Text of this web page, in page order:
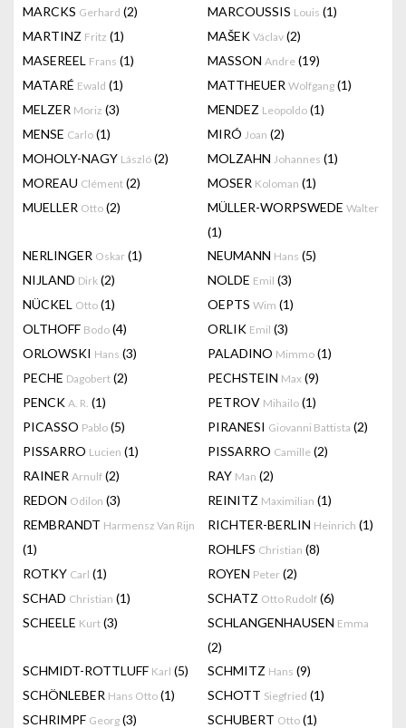
MARCKS Gerhard (2) MARCOUSSIS Louis (1)
MARTINZ Fritz (1) MAŠEK Václav (2)
MASEREEL Frans (1) MASSON Andre (19)
MATARÉ Ewald (1) MATTHEUER Wolfgang (1)
MELZER Moriz (3) MENDEZ Leopoldo (1)
MENSE Carlo (1) MIRÓ Joan (2)
MOHOLY-NAGY László (2) MOLZAHN Johannes (1)
MOREAU Clément (2) MOSER Koloman (1)
MUELLER Otto (2) MÜLLER-WORPSWEDE Walter
(1)
NERLINGER Oskar (1) NEUMANN Hans (5)
NIJLAND Dirk (2) NOLDE Emil (3)
NÜCKEL Otto (1) OEPTS Wim (1)
OLTHOFF Bodo (4) ORLIK Emil (3)
ORLOWSKI Hans (3) PALADINO Mimmo (1)
PECHE Dagobert (2) PECHSTEIN Max (9)
PENCK A. R. (1) PETROV Mihailo (1)
PICASSO Pablo (5) PIRANESI Giovanni Battista (2)
PISSARRO Lucien (1) PISSARRO Camille (2)
RAINER Arnulf (2) RAY Man (2)
REDON Odilon (3) REINITZ Maximilian (1)
REMBRANDT Harmensz Van Rijn
(1)
RICHTER-BERLIN Heinrich (1)
ROHLFS Christian (8)
ROTKY Carl (1) ROYEN Peter (2)
SCHAD Christian (1) SCHATZ Otto Rudolf (6)
SCHEELE Kurt (3) SCHLANGENHAUSEN Emma
(2)
SCHMIDT-ROTTLUFF Karl (5) SCHMITZ Hans (9)
SCHÖNLEBER Hans Otto (1) SCHOTT Siegfried (1)
SCHRIMPF Georg (3) SCHUBERT Otto (1)